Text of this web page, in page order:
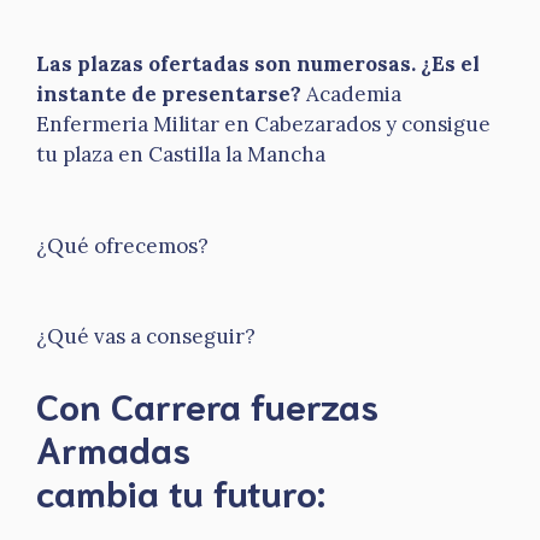
Las plazas ofertadas son numerosas. ¿Es el
instante de presentarse? Academia
Enfermeria Militar en Cabezarados y consigue
tu plaza en Castilla la Mancha
¿Qué ofrecemos?
¿Qué vas a conseguir?
Con Carrera fuerzas
Armadas
​cambia tu futuro: